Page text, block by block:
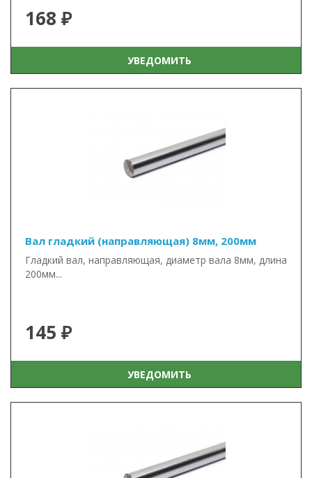
168 ₽
УВЕДОМИТЬ
Вал гладкий (направляющая) 8мм, 200мм
Гладкий вал, направляющая, диаметр вала 8мм, длина
200мм...
145 ₽
УВЕДОМИТЬ